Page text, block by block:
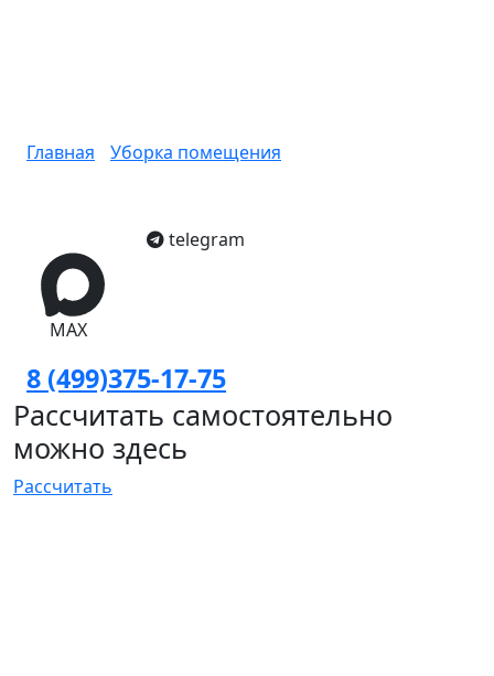
Главная Уборка помещения
MAX
telegram
8 (499)375-17-75
Рассчитать самостоятельно
можно здесь
Рассчитать